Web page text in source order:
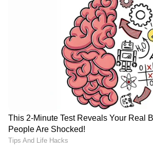
ദില്ലി : നിയമസഭ തെരഞ്ഞെടുപ്പ്